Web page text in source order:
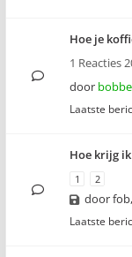
Hoe je
1 Reacties
door
Laatste
Hoe krijg
1 2
doorfob,
Laatste